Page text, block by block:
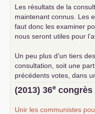
Les résultats de la
maintenant connus. Les
faut donc les examiner
nous seront utiles pour
Un peu plus d’un tiers
consultation, soit une
précédents votes, dans
... lire la suite
(2013) 36e congrès
Unir les communistes